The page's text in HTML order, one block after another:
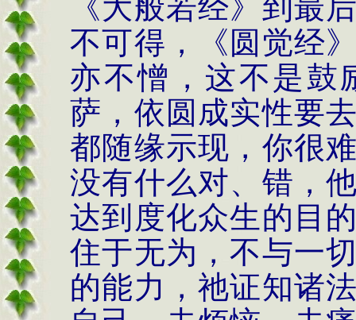
《大般若经》到最
不可得，《圆觉经
亦不憎，这不是鼓
萨，依圆成实性要
都随缘示现，你很
没有什么对、错，
达到度化众生的目
住于无为，不与一
的能力，祂证知诸